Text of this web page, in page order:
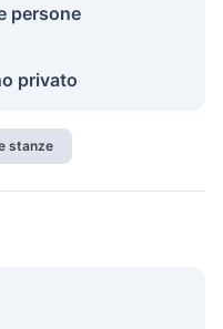
persone
privato
stanze